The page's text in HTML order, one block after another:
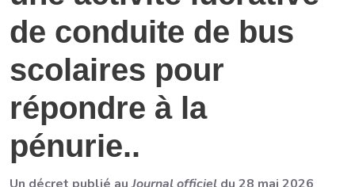
de conduite de bus
scolaires pour
répondre à la
pénurie..